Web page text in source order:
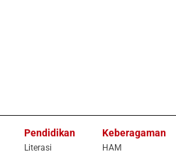
Pendidikan
Literasi
Keberagaman
HAM